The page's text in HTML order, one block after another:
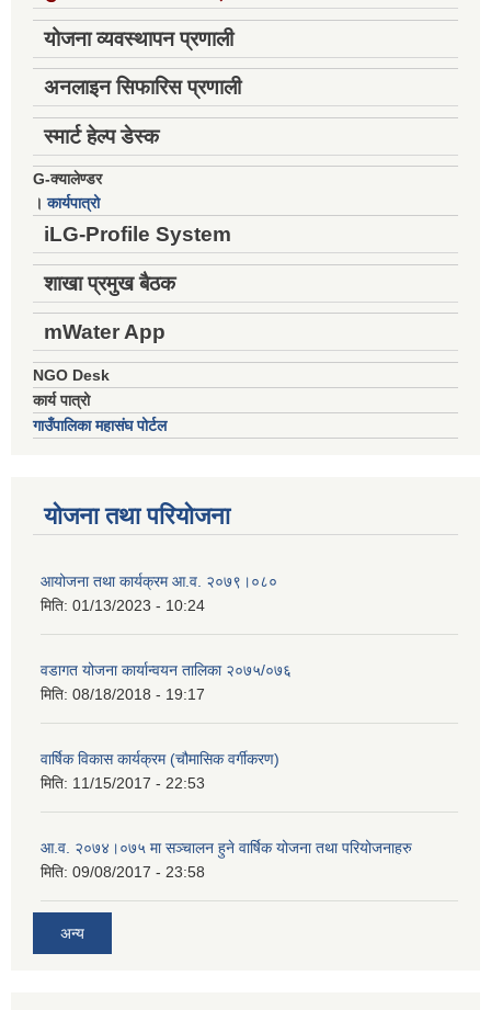
योजना व्यवस्थापन प्रणाली
अनलाइन सिफारिस प्रणाली
स्मार्ट हेल्प डेस्क
G-क्यालेण्डर
।कार्यपात्रो
iLG-Profile System
शाखा प्रमुख बैठक
mWater App
NGO Desk
कार्य पात्रो
गाउँपालिका महासंघ पोर्टल
योजना तथा परियोजना
आयोजना तथा कार्यक्रम आ.व. २०७९।०८०
मिति: 01/13/2023 - 10:24
वडागत योजना कार्यान्वयन तालिका २०७५/०७६
मिति: 08/18/2018 - 19:17
वार्षिक विकास कार्यक्रम (चौमासिक वर्गीकरण)
मिति: 11/15/2017 - 22:53
आ.व. २०७४।०७५ मा सञ्चालन हुने वार्षिक योजना तथा परियोजनाहरु
मिति: 09/08/2017 - 23:58
अन्य